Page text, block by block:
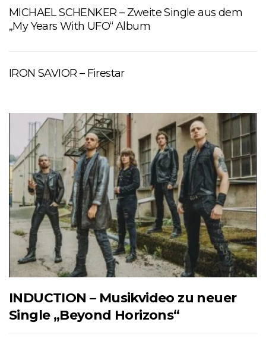
MICHAEL SCHENKER – Zweite Single aus dem
„My Years With UFO“ Album
IRON SAVIOR – Firestar
INDUCTION – Musikvideo zu neuer
Single „Beyond Horizons“